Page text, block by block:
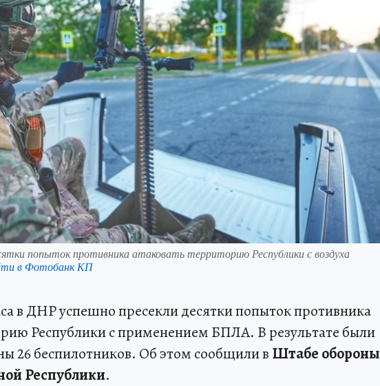
попыток противника атаковать территорию Республики с воздуха
в Фотобанк КП
в ДНР успешно пресекли десятки попыток противника
Республики с применением БПЛА. В результате были
26 беспилотников. Об этом сообщили в Штабе обороны
Республики.